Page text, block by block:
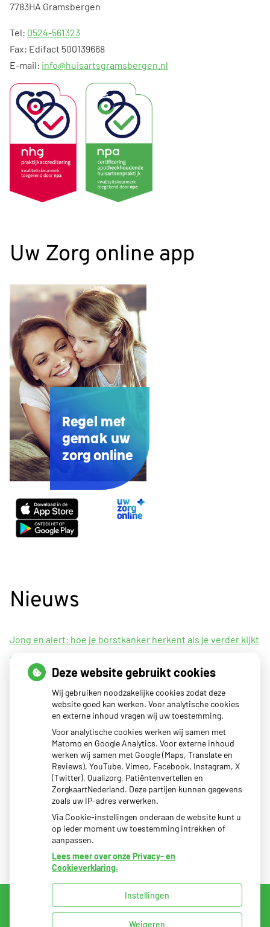
7783HA Gramsbergen
Tel: 0524-561323
Fax: Edifact 500139668
E-mail: info@huisartsgramsbergen.nl
Uw Zorg online app
Uw
Zorg
Regel met
gemak uw
zorg online
Nieuws
Jong en alert: hoe je borstkanker herkent als je verder kijkt
dan een knobbeltje
Sinds huisartsen afslankmedicijnen mogen voorschrijven,
neemt gebruik toe
Eigen risico gaat onder toekomstig kabinet omhoog
Schurft sinds corona geen vergeten ziekte meer: aantal
uitbraken fors gestegen
CZ vergoedt zorg van twee gespecialiseerde
revalidatieartsen niet meer
Uw Zorg Online|Beheer
Deze website gebruikt cookies
Wij gebruiken noodzakelijke cookies zodat deze
website goed kan werken. Voor analytische cookies
en externe inhoud vragen wij uw toestemming.
Voor analytische cookies werken wij samen met
Matomo en Google Analytics. Voor externe inhoud
werken wij samen met Google (Maps, Translate en
Reviews), YouTube, Vimeo, Facebook, Instagram, X
(Twitter), Qualizorg, Patiëntenvertellen en
ZorgkaartNederland. Deze partijen kunnen gegevens
zoals uw IP-adres verwerken.
Via Cookie-instellingen onderaan de website kunt u
op ieder moment uw toestemming intrekken of
aanpassen.
Lees meer over onze Privacy- en
Cookieverklaring.
Instellingen
Weigeren